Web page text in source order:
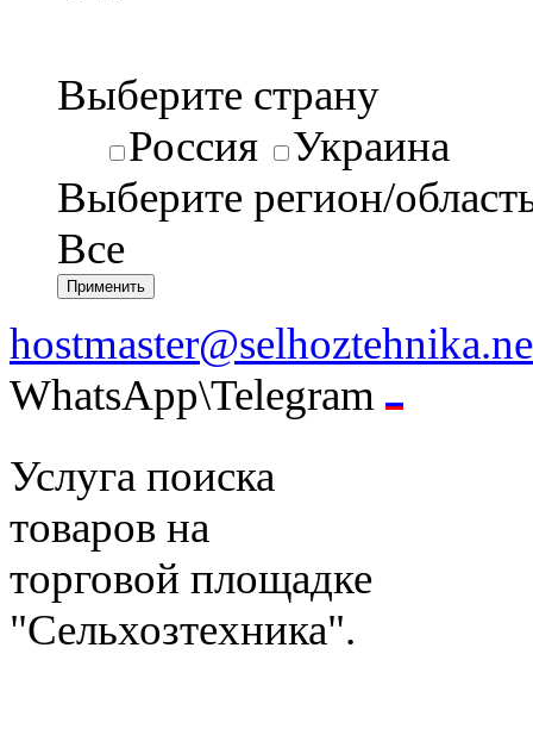
Выберите страну
Россия
Украина
Выберите регион/
Все
WhatsApp\Telegram
Услуга поиска
товаров на
торговой площадке
"Сельхозтехника".